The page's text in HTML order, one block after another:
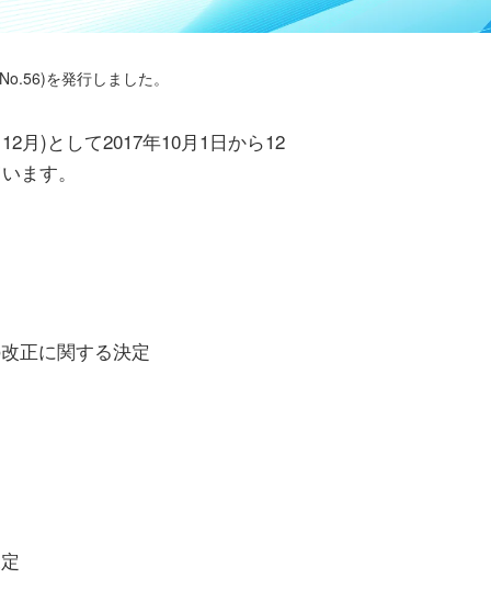
を発行しました。
月)として2017年10月1日から12
ます。
改正に関する決定